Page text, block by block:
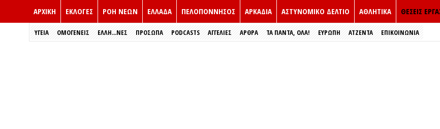
ΑΡΧΙΚΗ ΕΚΛΟΓΈΣ ΡΟΗ ΝΕΩΝ ΕΛΛΑΔΑ ΠΕΛΟΠΟΝΝΗΣΟΣ ΑΡΚΑΔΙΑ ΑΣΤΥΝΟΜΙΚΟ ΔΕΛΤΙΟ ΑΘΛΗΤΙΚΑ ΘΕΣΕΙΣ
ΥΓΕΙΑ ΟΜΟΓΕΝΕΙΣ ΈΛΛΗ...ΝΕΣ ΠΡΌΣΩΠΑ PODCASTS ΑΓΓΕΛΙΕΣ ΑΡΘΡΑ ΤΑ ΠΑΝΤΑ, ΟΛΑ! ΕΥΡΏΠΗ ΑΤΖΕΝΤΑ ΕΠΙΚΟΙΝΩΝΙΑ